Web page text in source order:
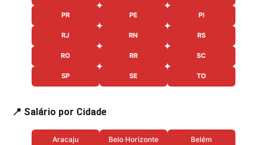
PR PE PI
RJ RN RS
RO RR SC
SP SE TO
📍 Salário por Cidade
Aracaju Belo Horizonte Belém